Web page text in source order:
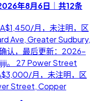
年8月6日｜共12条
月，未注明，区
Ave, Greater Sudbury,
认，最后更新：2026-
。 27 Power Street
月，未注明，区
Street, Copper